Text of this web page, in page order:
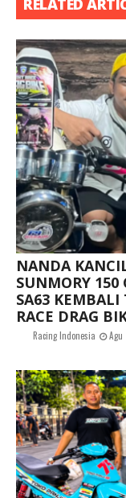
RELATED
NANDA
SUNMORY 150
SA63 KEMBALI
RACE DRAG
Racing Indonesia